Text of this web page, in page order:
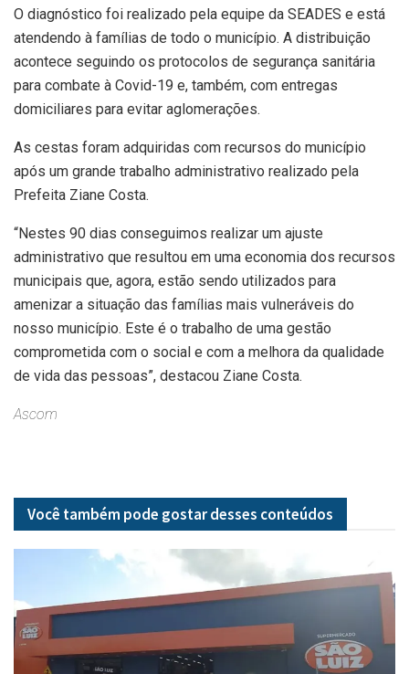
O diagnóstico foi realizado pela equipe da SEADES e está
atendendo à famílias de todo o município. A distribuição
acontece seguindo os protocolos de segurança sanitária
para combate à Covid-19 e, também, com entregas
domiciliares para evitar aglomerações.
As cestas foram adquiridas com recursos do município
após um grande trabalho administrativo realizado pela
Prefeita Ziane Costa.
“Nestes 90 dias conseguimos realizar um ajuste
administrativo que resultou em uma economia dos recursos
municipais que, agora, estão sendo utilizados para
amenizar a situação das famílias mais vulneráveis do
nosso município. Este é o trabalho de uma gestão
comprometida com o social e com a melhora da qualidade
de vida das pessoas”, destacou Ziane Costa.
Ascom
Você também pode gostar desses conteúdos